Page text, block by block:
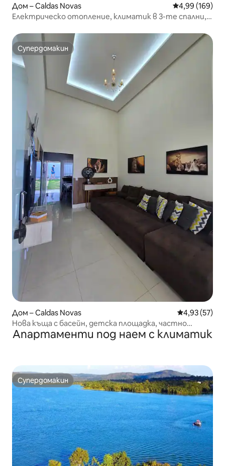
Дом – Caldas Novas Средна
4,99 (169)
Електрическо отопление, климатик в 3-те спални,
Супердомакин
Супердомакин
Дом – Caldas Novas Средна
4,93 (57)
Нова къща с басейн, детска площадка, частно
пространство за отдих
Апартаменти под наем с климатик
Супердомакин
Супердомакин